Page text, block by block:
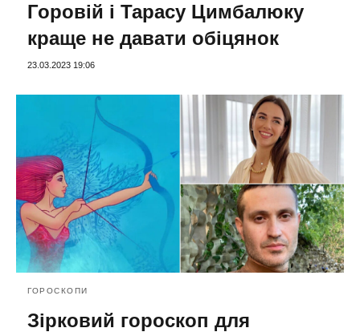
Горовій і Тарасу Цимбалюку
краще не давати обіцянок
23.03.2023 19:06
ГОРОСКОПИ
Зірковий гороскоп для